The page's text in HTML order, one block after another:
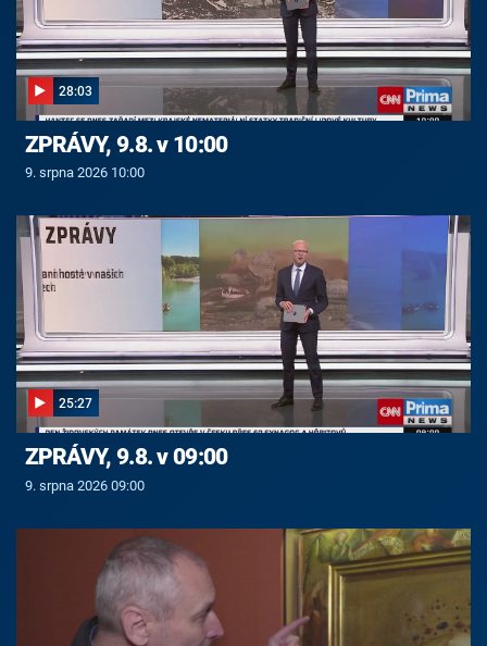
28:03
ZPRÁVY, 9.8. v 10:00
9. srpna 2026 10:00
25:27
ZPRÁVY, 9.8. v 09:00
9. srpna 2026 09:00